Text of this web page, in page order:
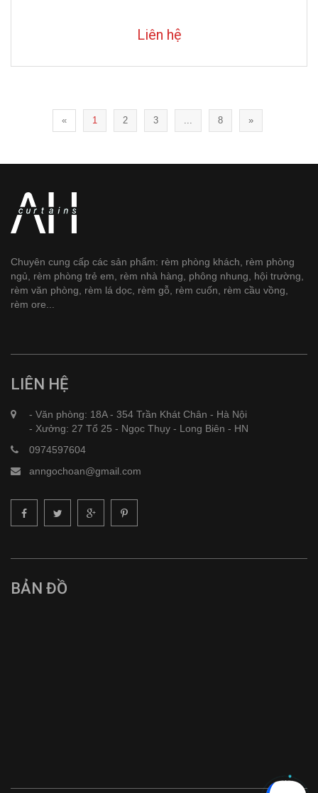
Liên hệ
« 1 2 3 ... 8 »
Chuyên cung cấp các sản phẩm: rèm phòng khách, rèm phòng
ngủ, rèm phòng trẻ em, rèm nhà hàng, phông nhung, hội trường,
rèm văn phòng, rèm lá dọc, rèm gỗ, rèm cuốn, rèm cầu vồng,
rèm ore...
LIÊN HỆ
- Văn phòng: 18A - 354 Trần Khát Chân - Hà Nội
- Xưởng: 27 Tổ 25 - Ngọc Thụy - Long Biên - HN
0974597604
anngochoan@gmail.com
BẢN ĐỒ